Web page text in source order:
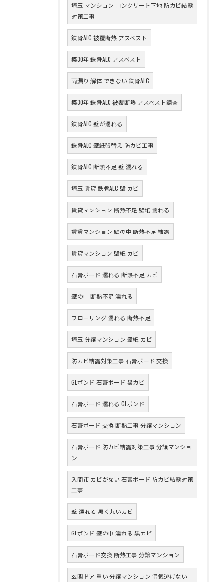
埼玉 マンション コンクリート下地 防カビ結露
対策工事
鉄骨ALC 被覆断熱 アスベスト
築30年 鉄骨ALC アスベスト
雨漏り 解体 できない 鉄骨ALC
築30年 鉄骨ALC 被覆断熱 アスベスト調査
鉄骨ALC 壁が濡れる
鉄骨ALC 壁紙張替え 防カビ工事
鉄骨ALC 断熱不足 壁 濡れる
埼玉 賃貸 鉄骨ALC 壁 カビ
賃貸マンション 断熱不足 壁紙 濡れる
賃貸マンション 壁の中 断熱不足 結露
賃貸マンション 壁紙 カビ
石膏ボード 濡れる 断熱不足 カビ
壁の中 断熱不足 濡れる
フローリング 濡れる 断熱不足
埼玉 分譲マンション 壁紙 カビ
防カビ結露対策工事 石膏ボード 交換
GLボンド 石膏ボード 黒カビ
石膏ボード 濡れる GLボンド
石膏ボード 交換 断熱工事 分譲マンション
石膏ボード 防カビ結露対策工事 分譲マンショ
ン
入間市 カビがない 石膏ボード 防カビ結露対策
工事
壁 濡れる 黒く丸いカビ
GLボンド 壁の中 濡れる 黒カビ
石膏ボード交換 断熱工事 分譲マンション
玄関ドア 重い 分譲マンション 湿気逃げない